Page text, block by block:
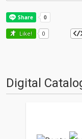
Like! 0
Digital